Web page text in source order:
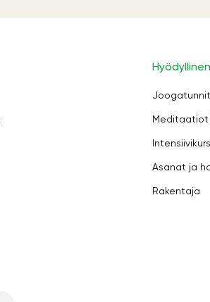
Hyödyllinen
Joogatunnit
Meditaatiot
Asanat ja
Rakentaja